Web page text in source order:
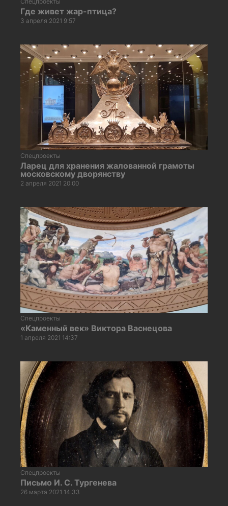
Где живет жар-птица?
3 апреля 2021 9:57
Спецпроекты
Ларец для хранения жалованной грамоты
московскому дворянству
2 апреля 2021 20:00
Спецпроекты
«Каменный век» Виктора Васнецова
1 апреля 2021 14:37
Спецпроекты
Письмо И. С. Тургенева
26 марта 2021 14:33